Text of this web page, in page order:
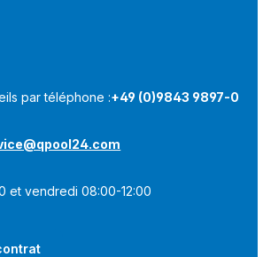
par téléphone :+49 (0)9843 9897-0
et vendredi 08:00-12:00